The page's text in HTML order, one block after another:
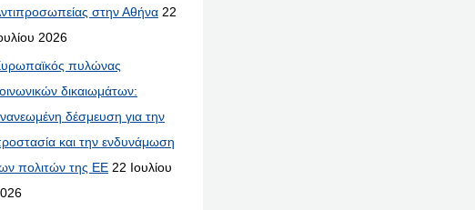
στην Αθήνα 22
2026
πυλώνας
δικαιωμάτων:
δέσμευση για την
και την ενδυνάμωση
πολιτών της ΕΕ 22 Ιουλίου